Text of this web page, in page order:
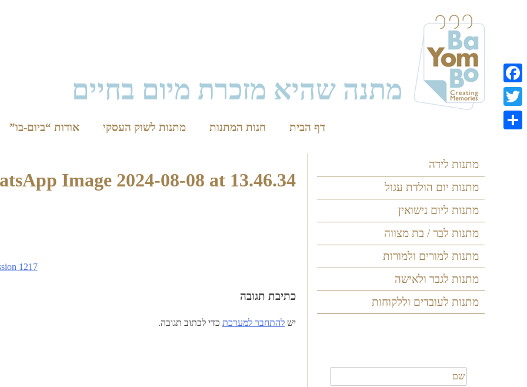
content
מתנה שהיא מזכרת מיום בחיים
דף הבית חנות המתנות מתנות לשוק העסקי אודות “ביום-בו”
מתנות לידה
מתנות יום הולדת עגול
מתנות ליום נישואין
מתנות לבר / בת מצווה
מתנות למורים ולמורות
מתנות לגבר ולאישה
מתנות לעובדים וללקוחות
Image 2024-08-08 at 13.46.34
1217
כתיבת תגובה
יש להתחבר למערכת כדי לכתוב תגובה.
Facebook
Twitter